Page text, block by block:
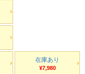
在庫あり
¥7,980